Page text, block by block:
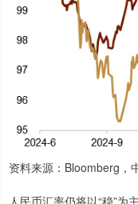
资料来源：Bloomberg，